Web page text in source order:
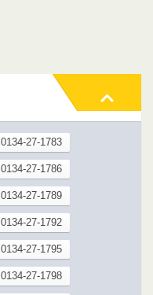
0134-27-1783
0134-27-1786
0134-27-1789
0134-27-1792
0134-27-1795
0134-27-1798